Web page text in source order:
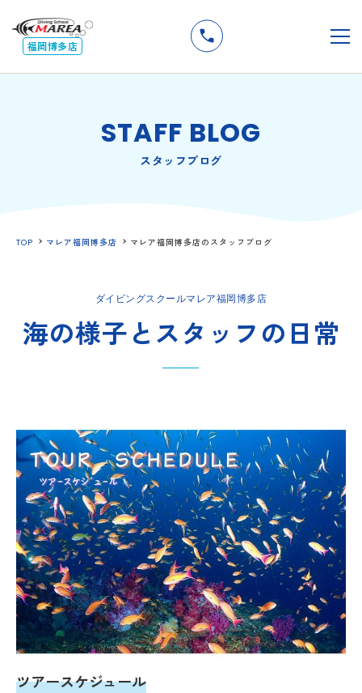
福岡博多店
STAFF BLOG
スタッフブログ
TOP マレア福岡博多店 マレア福岡博多店のスタッフブログ
ダイビングスクールマレア福岡博多店
海の様子とスタッフの日常
ツアースケジュール